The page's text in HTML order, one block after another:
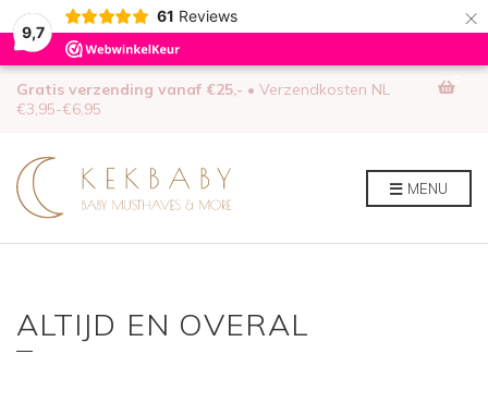
9,7
61 Reviews ×
Gratis verzending vanaf €25,- • Verzendkosten NL
€3,95-€6,95
MENU
ALTIJD EN OVERAL